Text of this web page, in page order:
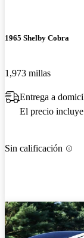
1965 Shelby Cobra
1,973 millas
Entrega a
El precio
Sin calificación